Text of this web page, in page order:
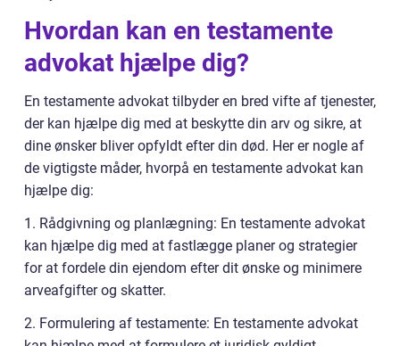
Hvordan kan en testamente
advokat hjælpe dig?
En testamente advokat tilbyder en bred vifte af tjenester,
der kan hjælpe dig med at beskytte din arv og sikre, at
dine ønsker bliver opfyldt efter din død. Her er nogle af
de vigtigste måder, hvorpå en testamente advokat kan
hjælpe dig:
1. Rådgivning og planlægning: En testamente advokat
kan hjælpe dig med at fastlægge planer og strategier
for at fordele din ejendom efter dit ønske og minimere
arveafgifter og skatter.
2. Formulering af testamente: En testamente advokat